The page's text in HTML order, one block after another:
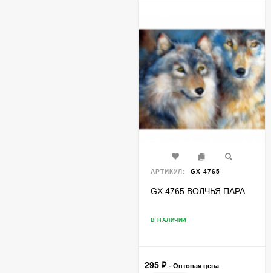
АРТИКУЛ: GX 4765
GX 4765 ВОЛЧЬЯ ПАРА
В НАЛИЧИИ
295 ₽ - Оптовая цена